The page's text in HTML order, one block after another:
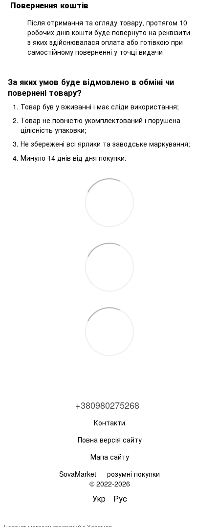
Повернення коштів
Після отримання та огляду товару, протягом 10
робочих днів кошти буде повернуто на реквізити
з яких здійснювалася оплата або готівкою при
самостійному поверненні у точці видачи
За яких умов буде відмовлено в обміні чи
повернені товару?
Товар був у вживанні і має сліди використання;
Товар не повністю укомплектований і порушена
цілісність упаковки;
Не збережені всі ярлики та заводське маркування;
Минуло 14 днів від дня покупки.
+380980275268
Контакти
Повна версія сайту
Мапа сайту
SovaMarket — розумні покупки
© 2022-2026
Укр Рус